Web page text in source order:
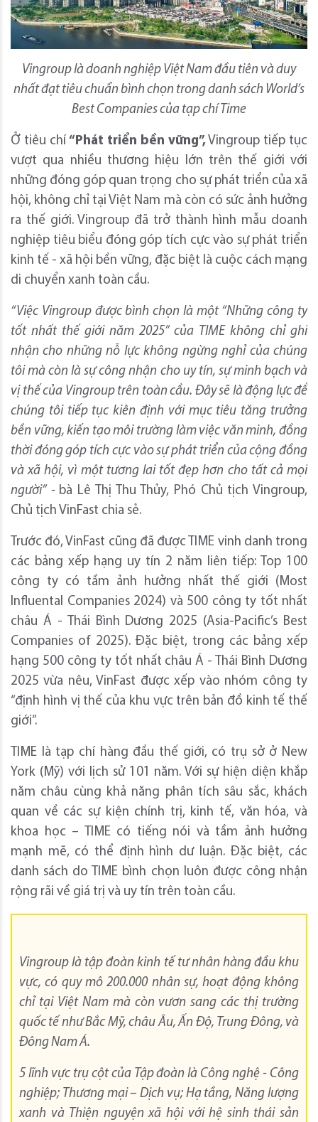
Vingroup là doanh nghiệp Việt Nam đầu tiên và duy
nhất đạt tiêu chuẩn bình chọn trong danh sách World’s
Best Companies của tạp chí Time
Ở tiêu chí“Phát triển bền vững”,Vingroup tiếp tục
vượt qua nhiều thương hiệu lớn trên thế giới với
những đóng góp quan trọng cho sự phát triển của xã
hội, không chỉ tại Việt Nam mà còn có sức ảnh hưởng
ra thế giới. Vingroup đã trở thành hình mẫu doanh
nghiệp tiêu biểu đóng góp tích cực vào sự phát triển
kinh tế - xã hội bền vững, đặc biệt là cuộc cách mạng
di chuyển xanh toàn cầu.
“Việc Vingroup được bình chọn là một “Những công ty
tốt nhất thế giới năm 2025” của TIME không chỉ ghi
nhận cho những nỗ lực không ngừng nghỉ của chúng
tôi mà còn là sự công nhận cho uy tín, sự minh bạch và
vị thế của Vingroup trên toàn cầu. Đây sẽ là động lực để
chúng tôi tiếp tục kiên định với mục tiêu tăng trưởng
bền vững, kiến tạo môi trường làm việc văn minh, đồng
thời đóng góp tích cực vào sự phát triển của cộng đồng
và xã hội, vì một tương lai tốt đẹp hơn cho tất cả mọi
người” - bà Lê Thị Thu Thủy, Phó Chủ tịch Vingroup,
Chủ tịch VinFast chia sẻ.
Trước đó, VinFast cũng đã được TIME vinh danh trong
các bảng xếp hạng uy tín 2 năm liên tiếp: Top 100
công ty có tầm ảnh hưởng nhất thế giới (Most
Influental Companies 2024) và 500 công ty tốt nhất
châu Á - Thái Bình Dương 2025 (Asia-Pacific’s Best
Companies of 2025). Đặc biệt, trong các bảng xếp
hạng 500 công ty tốt nhất châu Á - Thái Bình Dương
2025 vừa nêu, VinFast được xếp vào nhóm công ty
“định hình vị thế của khu vực trên bản đồ kinh tế thế
giới”.
TIME là tạp chí hàng đầu thế giới, có trụ sở ở New
York (Mỹ) với lịch sử 101 năm. Với sự hiện diện khắp
năm châu cùng khả năng phân tích sâu sắc, khách
quan về các sự kiện chính trị, kinh tế, văn hóa, và
khoa học – TIME có tiếng nói và tầm ảnh hưởng
mạnh mẽ, có thể định hình dư luận. Đặc biệt, các
danh sách do TIME bình chọn luôn được công nhận
rộng rãi về giá trị và uy tín trên toàn cầu.
Vingroup là tập đoàn kinh tế tư nhân hàng đầu khu
vực, có quy mô 200.000 nhân sự, hoạt động không
chỉ tại Việt Nam mà còn vươn sang các thị trường
quốc tế như Bắc Mỹ, châu Âu, Ấn Độ, Trung Đông, và
Đông Nam Á.
5 lĩnh vực trụ cột của Tập đoàn là Công nghệ - Công
nghiệp; Thương mại – Dịch vụ; Hạ tầng, Năng lượng
xanh và Thiện nguyện xã hội với hệ sinh thái sản